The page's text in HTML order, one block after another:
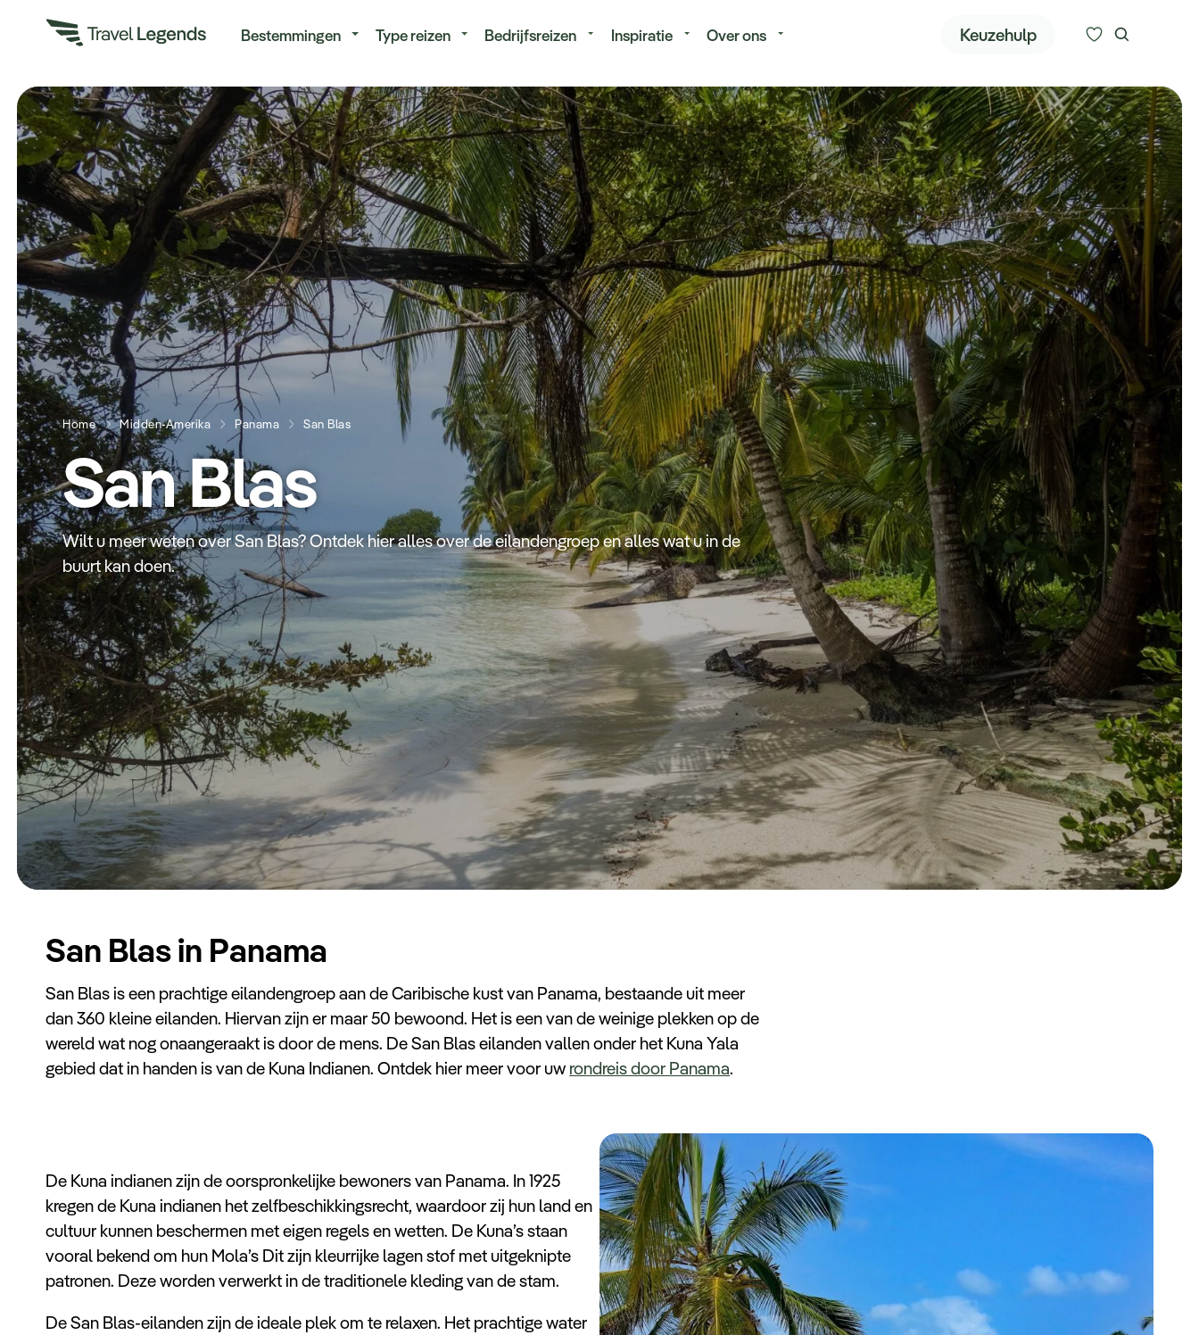
Bestemmingen Type reizen Bedrijfsreizen Inspiratie Over ons Keuzehulp
Alle bestemmingen
Type reizen
Bedrijfsreizen
Inspiratie
Over ons
Keuzehulp
Home Midden-Amerika Panama San Blas
San Blas
Wilt u meer weten over San Blas? Ontdek hier alles over de eilandengroep en alles wat u in de
buurt kan doen.
San Blas in Panama
San Blas is een prachtige eilandengroep aan de Caribische kust van Panama, bestaande uit meer
dan 360 kleine eilanden. Hiervan zijn er maar 50 bewoond. Het is een van de weinige plekken op de
wereld wat nog onaangeraakt is door de mens. De San Blas eilanden vallen onder het Kuna Yala
gebied dat in handen is van de Kuna Indianen. Ontdek hier meer voor uw rondreis door Panama.
De Kuna indianen zijn de oorspronkelijke bewoners van Panama. In 1925
kregen de Kuna indianen het zelfbeschikkingsrecht, waardoor zij hun land en
cultuur kunnen beschermen met eigen regels en wetten. De Kuna’s staan
vooral bekend om hun Mola’s Dit zijn kleurrijke lagen stof met uitgeknipte
patronen. Deze worden verwerkt in de traditionele kleding van de stam.
De San Blas-eilanden zijn de ideale plek om te relaxen. Het prachtige water